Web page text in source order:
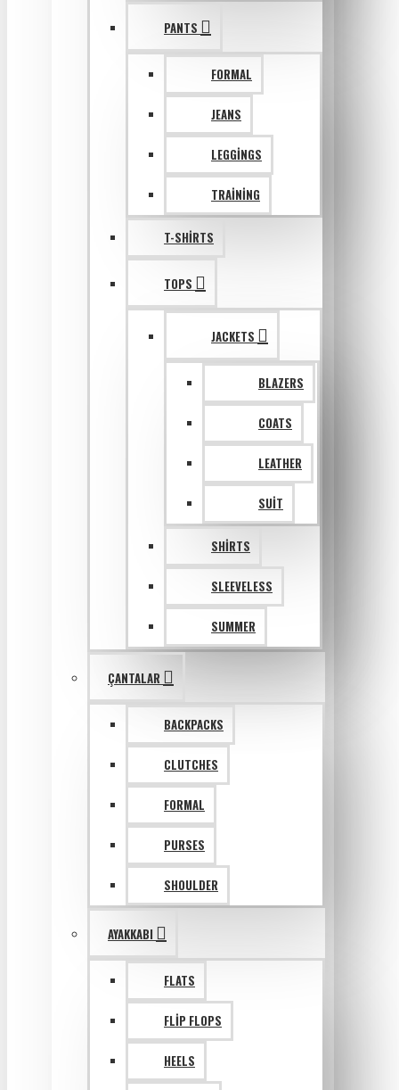
PANTS
FORMAL
JEANS
LEGGINGS
TRAINING
T-SHIRTS
TOPS
JACKETS
BLAZERS
COATS
LEATHER
SUIT
SHIRTS
SLEEVELESS
SUMMER
ÇANTALAR
BACKPACKS
CLUTCHES
FORMAL
PURSES
SHOULDER
AYAKKABI
FLATS
FLIP FLOPS
HEELS